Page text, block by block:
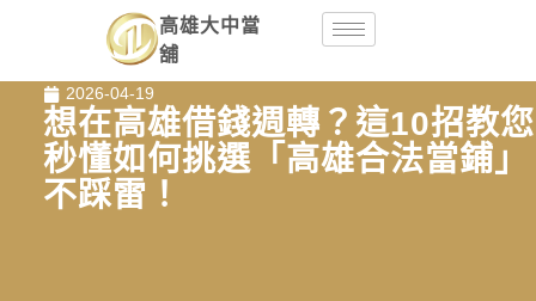
高雄大中當
舖
2026-04-19
想在高雄借錢週轉？這10招教您
秒懂如何挑選「高雄合法當鋪」
不踩雷！